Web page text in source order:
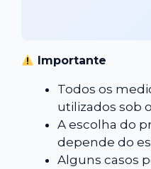
Importante
Todos os
utilizados sob
A escolha do
depende do
Alguns casos